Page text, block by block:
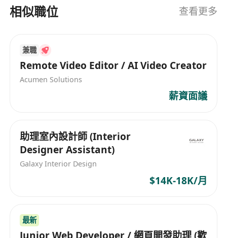
相似職位 查看更多
兼職
Remote Video Editor / AI Video Creator
Acumen Solutions
薪資面議
助理室內設計師 (Interior
Designer Assistant)
Galaxy Interior Design
$14K-18K/月
最新